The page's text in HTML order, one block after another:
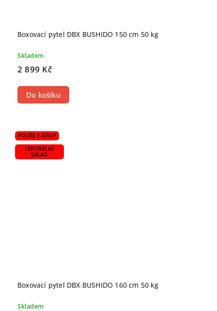
Boxovací pytel DBX BUSHIDO 150 cm 50 kg
Skladem
2 899 Kč
Do košíku
POUZE E-SHOP
CENTRÁLNÍ
SKLAD
Boxovací pytel DBX BUSHIDO 160 cm 50 kg
Skladem